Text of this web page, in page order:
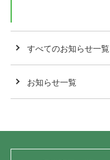
すべてのお知らせ一覧
お知らせ一覧